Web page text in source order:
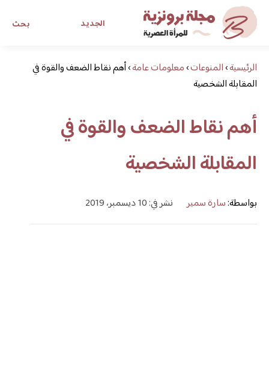
بحث الجديد
مجلة برونزية للفتاة العصريةالرئيسية›المنوعات›معلومات عامة›أهم نقاط الضعف والقوة في
المقابلة الشخصية
أهم نقاط الضعف والقوة في
المقابلة الشخصية
بواسطة:سارة سمير نشر في: 10 ديسمبر، 2019